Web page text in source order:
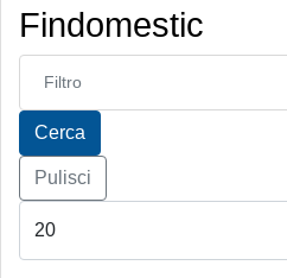
Findomestic
Inserisci parte del titolo
Cerca
Pulisci